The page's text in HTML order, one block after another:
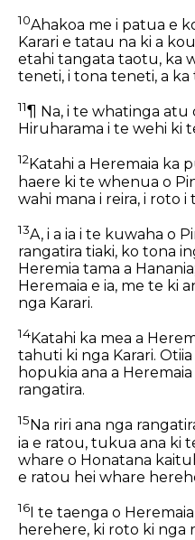
10Ahakoa me i patua e
Karari e tatau na ki a
etahi tangata taotu, ka
teneti, i tona teneti, a ka
11¶ Na, i te whatinga atu
Hiruharama i te wehi ki
12Katahi a Heremaia ka
haere ki te whenua o
wahi mana i reira, i roto i
13A, i a ia i te kuwaha o
rangatira tiaki, ko tona
Heremia tama a
Heremaia e ia, me te ki
nga Karari.
14Katahi ka mea a
tahuti ki nga Karari.
hopukia ana a
rangatira.
15 Na riri ana nga
ia e ratou, tukua ana ki
whare o Honatana
e ratou hei whare
16I te taenga o
herehere, ki roto ki nga